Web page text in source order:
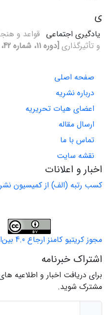
ی
یادگیری اجتماعی قواعد و
و تأثیرگذاری [دوره 11، شماره 42، 1387، صفحه 757-778]
صفحه اصلی
درباره نشریه
اعضای هیات تحریریه
ارسال مقاله
تماس با ما
نقشه سایت
اخبار و اعلانات
کسب رتبه (الف) از کمیسیون
مجوز کریتیو کامنز ارجاع 4.0 بین‌المللی
اشتراک خبرنامه
برای دریافت اخبار و اطلاعیه
مشترک شوید.